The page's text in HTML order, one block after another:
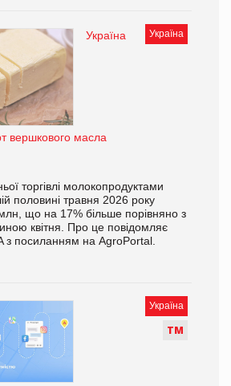
Україна
Україна
вершкового масла
торгівлі молокопродуктами
половині травня 2026 року
що на 17% більше порівняно з
квітня. Про це повідомляє
з посиланням на AgroPortal.
Україна
ТМ